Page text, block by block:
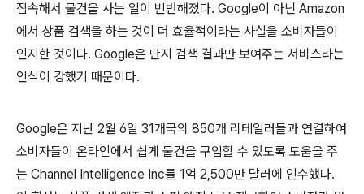
접속해서 물건을 사는 일이 빈번해졌다. Google이 아닌 Amazon
에서 상품 검색을 하는 것이 더 효율적이라는 사실을 소비자들이
인지한 것이다. Google은 단지 검색 결과만 보여주는 서비스라는
인식이 강했기 때문이다.
Google은 지난 2월 6일 31개국의 850개 리테일러들과 연결하여
소비자들이 온라인에서 쉽게 물건을 구입할 수 있도록 도움을 주
는 Channel Intelligence Inc를 1억 2,500만 달러에 인수했다.